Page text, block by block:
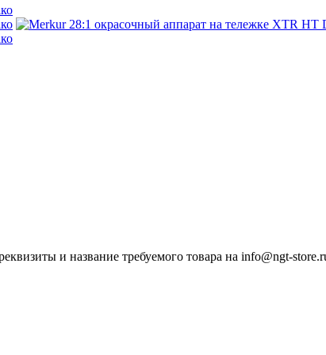
и название требуемого товара на info@ngt-